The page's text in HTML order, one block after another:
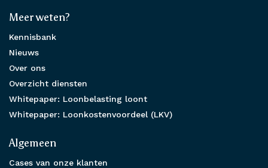
Meer weten?
Kennisbank
Nieuws
Over ons
Overzicht diensten
Whitepaper: Loonbelasting loont
Whitepaper: Loonkostenvoordeel (LKV)
Algemeen
Cases van onze klanten